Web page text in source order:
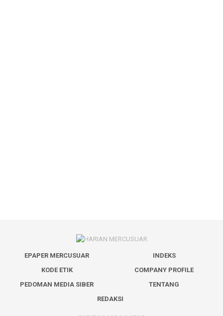
EPAPER MERCUSUAR
INDEKS
KODE ETIK
COMPANY PROFILE
PEDOMAN MEDIA SIBER
TENTANG
REDAKSI